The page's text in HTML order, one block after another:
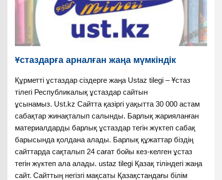
Ұстаздарға арналған жаңа мүмкіндік
Құрметті ұстаздар сіздерге жаңа Ustaz tilegi – Ұстаз
тілегі Республикалық ұстаздар сайтын
ұсынамыз. Ust.kz Сайтта қазіргі уақытта 30 000 астам
сабақтар жинақталып салынды. Барлық жарияланған
материалдарды барлық ұстаздар тегін жүктеп сабақ
барысында қолдана алады. Барлық құжаттар біздің
сайттарда сақталып 24 сағат бойы кез-келген ұстаз
тегін жүктеп ала алады. ustaz tilegi Қазақ тіліндегі жаңа
сайт. Сайттың негізгі мақсаты Қазақстандағы білім